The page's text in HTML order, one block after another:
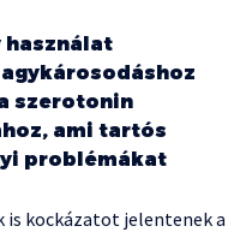
használat
szerotonin
ami tartós
problémákat
is kockázatot jelentenek a